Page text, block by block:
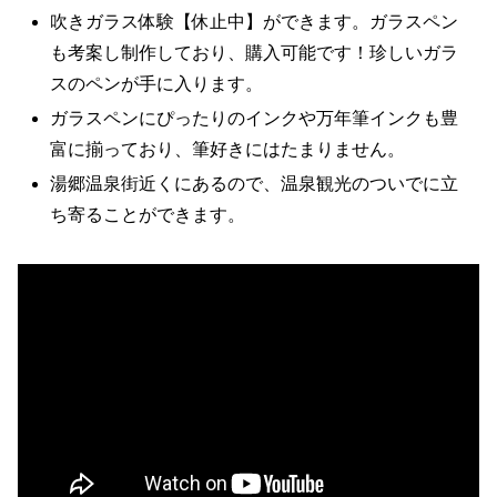
吹きガラス体験【休止中】ができます。ガラスペン
も考案し制作しており、購入可能です！珍しいガラ
スのペンが手に入ります。
ガラスペンにぴったりのインクや万年筆インクも豊
富に揃っており、筆好きにはたまりません。
湯郷温泉街近くにあるので、温泉観光のついでに立
ち寄ることができます。